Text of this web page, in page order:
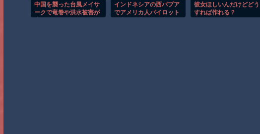
中国を襲った台風メイサ
ークで竜巻や洪水被害が
インドネシアの西パプア
でアメリカ人パイロット
彼女ほしいんだけどどう
すれば作れる？